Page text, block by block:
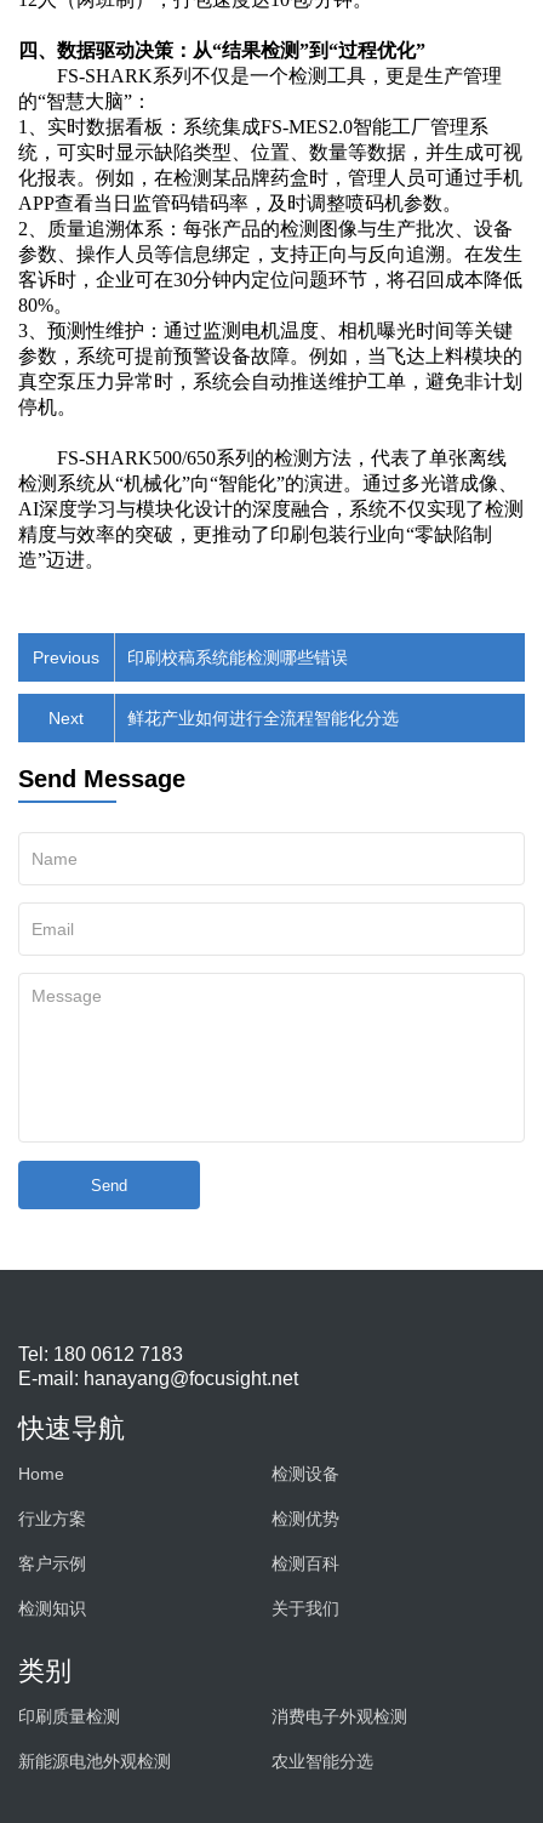
四、数据驱动决策：从“结果检测”到“过程优化”
FS-SHARK系列不仅是一个检测工具，更是生产管理
的“智慧大脑”：
1、 实时数据看板：系统集成FS-MES2.0智能工厂管理系
统，可实时显示缺陷类型、位置、数量等数据，并生成可视
化报表。例如，在检测某品牌药盒时，管理人员可通过手机
APP查看当日监管码错码率，及时调整喷码机参数。
2、
质量追溯体系：每张产品的检测图像与生产批次、设备
参数、操作人员等信息绑定，支持正向与反向追溯。在发生
客诉时，企业可在30分钟内定位问题环节，将召回成本降低
80%。
3、 预测性维护：通过监测电机温度、相机曝光时间等关键
参数，系统可提前预警设备故障。例如，当飞达上料模块的
真空泵压力异常时，系统会自动推送维护工单，避免非计划
停机。
FS-SHARK500/650系列的检测方法，代表了单张离线
检测系统从“机械化”向“智能化”的演进。通过多光谱成像、
AI深度学习与模块化设计的深度融合，系统不仅实现了检测
精度与效率的突破，更推动了印刷包装行业向“零缺陷制
造”迈进。
Previous 印刷校稿系统能检测哪些错误
鲜花产业如何进行全流程智能化分选
Next
Send Message
Send
Tel: 180 0612 7183
E-mail: hanayang@focusight.net
快速导航
Home 检测设备
行业方案 检测优势
客户示例 检测百科
检测知识 关于我们
类别
印刷质量检测 消费电子外观检测
新能源电池外观检测 农业智能分选